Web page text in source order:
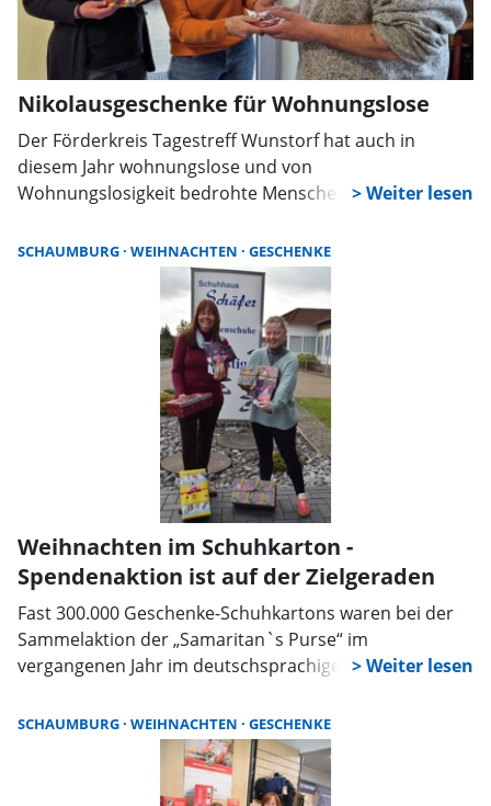
Nikolausgeschenke für Wohnungslose
Der Förderkreis Tagestreff Wunstorf hat auch in
diesem Jahr wohnungslose und von
Wohnungslosigkeit bedrohte Menschen mit einem
Geschäfte und Süßigkeiten sollen Freude bereiten und
den Winter etwas leichter machen.
SCHAUMBURG WEIHNACHTEN GESCHENKE
Weihnachten im Schuhkarton -
Spendenaktion ist auf der Zielgeraden
Fast 300.000 Geschenke-Schuhkartons waren bei der
Sammelaktion der „Samaritan`s Purse“ im
vergangenen Jahr im deutschsprachigen Raum
Schaumburg, Corinna Brockhaus, möchte auch in
diesem Jahr viele Menschen animieren, sich an der
Aktion zu beteiligen. Bei der Präsentation im
Schuhhaus Schäfer in Pollhagen stellte Brockhaus die
SCHAUMBURG WEIHNACHTEN GESCHENKE